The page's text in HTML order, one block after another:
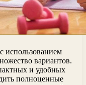
использованием
вариантов.
и удобных
полноценные